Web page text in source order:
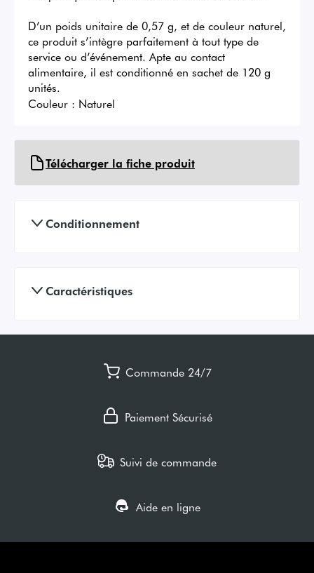
D’un poids unitaire de 0,57 g, et de couleur naturel,
ce produit s’intègre parfaitement à tout type de
service ou d’événement. Apte au contact
alimentaire, il est conditionné en sachet de 120 g
unités.
Couleur : Naturel
Télécharger la fiche produit
Conditionnement
Caractéristiques
Commande 24/7
Paiement Sécurisé
Suivi de commande
Aide en ligne